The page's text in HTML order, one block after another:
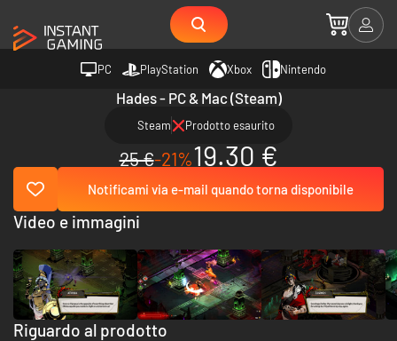
PC PlayStation Xbox Nintendo
Hades - PC & Mac (Steam)
Steam Prodotto esaurito
25 €-21%19.30 €
Notificami via e-mail quando torna disponibile
Riguardo al prodotto
Video e immagini